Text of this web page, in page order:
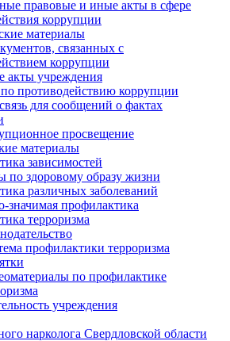
правовые и иные акты в сфере
коррупции
материалы
связанных с
коррупции
акты учреждения
противодействию коррупции
для сообщений о фактах
просвещение
материалы
зависимостей
по здоровому образу жизни
различных заболеваний
значимая профилактика
терроризма
профилактики терроризма
по профилактике
учреждения
нарколога Свердловской области